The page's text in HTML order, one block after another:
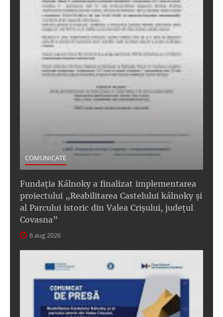
COMUNICATE
Fundația Kálnoky a finalizat implementarea
proiectului „Reabilitarea Castelului kálnoky și
al Parcului istoric din Valea Crișului, județul
Covasna”
6 aug 2026